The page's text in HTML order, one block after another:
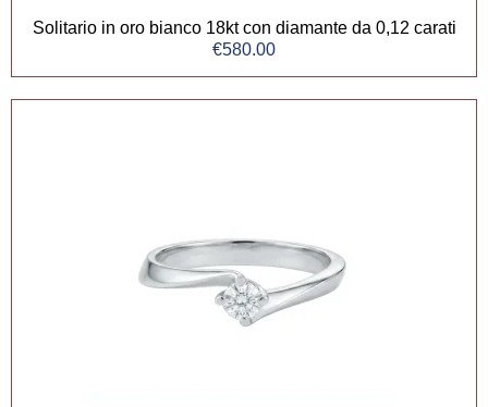
Solitario in oro bianco 18kt con diamante da 0,12 carati
€580.00